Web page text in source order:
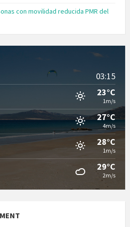
con movilidad reducida PMR del
03:15
23°C
1m/s
27°C
4m/s
28°C
1m/s
29°C
2m/s